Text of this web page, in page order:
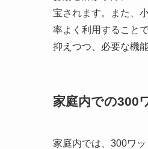
宝されます。また、
率よく利用すること
抑えつつ、必要な機
家庭内での300
家庭内では、300ワ